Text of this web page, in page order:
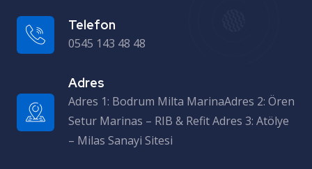
Telefon
0545 143 48 48
Adres
Adres 1: Bodrum Milta MarinaAdres 2: Ören Setur Marinas – RIB & Refit Adres 3: Atölye – Milas Sanayi Sitesi